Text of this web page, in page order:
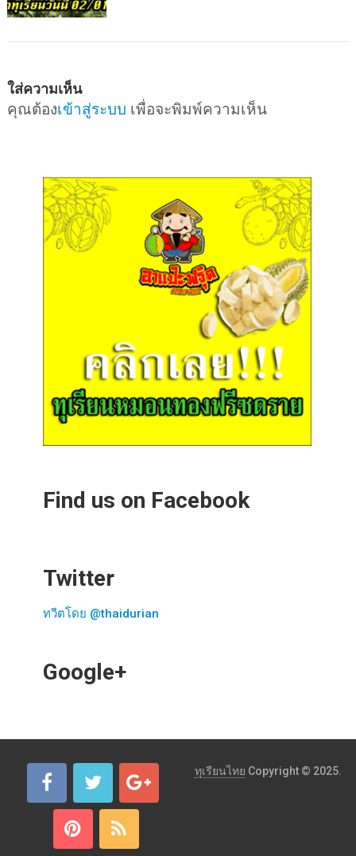
ใส่ความเห็น
คุณต้องเข้าสู่ระบบ เพื่อจะพิมพ์ความเห็น
Find us on Facebook
Twitter
ทวีตโดย @thaidurian
Google+
ทุเรียนไทย Copyright © 2025.